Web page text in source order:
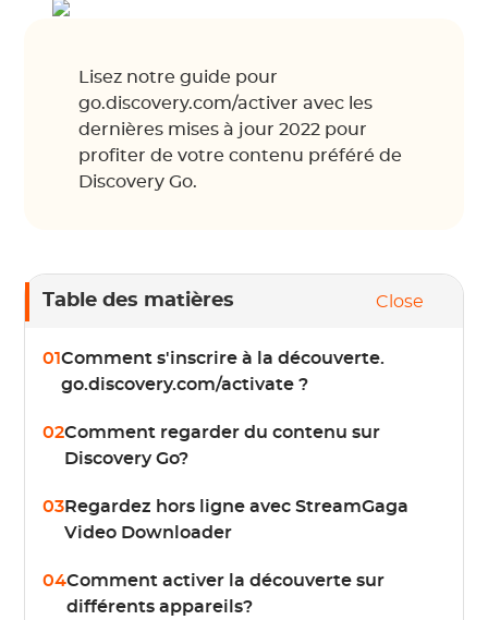
Lisez notre guide pour
go.discovery.com/activer avec les
dernières mises à jour 2022 pour
profiter de votre contenu préféré de
Discovery Go.
Table des matières Close
01Comment s'inscrire à la découverte.
go.discovery.com/activate ?
02Comment regarder du contenu sur
Discovery Go?
03Regardez hors ligne avec StreamGaga
Video Downloader
04Comment activer la découverte sur
différents appareils?